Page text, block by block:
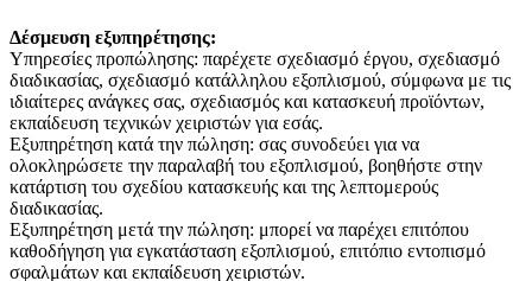
Δέσμευση εξυπηρέτησης:
Υπηρεσίες προπώλησης: παρέχετε σχεδιασμό έργου, σχεδιασμό
διαδικασίας, σχεδιασμό κατάλληλου εξοπλισμού, σύμφωνα με τις
ιδιαίτερες ανάγκες σας, σχεδιασμός και κατασκευή προϊόντων,
εκπαίδευση τεχνικών χειριστών για εσάς.
Εξυπηρέτηση κατά την πώληση: σας συνοδεύει για να
ολοκληρώσετε την παραλαβή του εξοπλισμού, βοηθήστε στην
κατάρτιση του σχεδίου κατασκευής και της λεπτομερούς
διαδικασίας.
Εξυπηρέτηση μετά την πώληση: μπορεί να παρέχει επιτόπου
καθοδήγηση για εγκατάσταση εξοπλισμού, επιτόπιο εντοπισμό
σφαλμάτων και εκπαίδευση χειριστών.